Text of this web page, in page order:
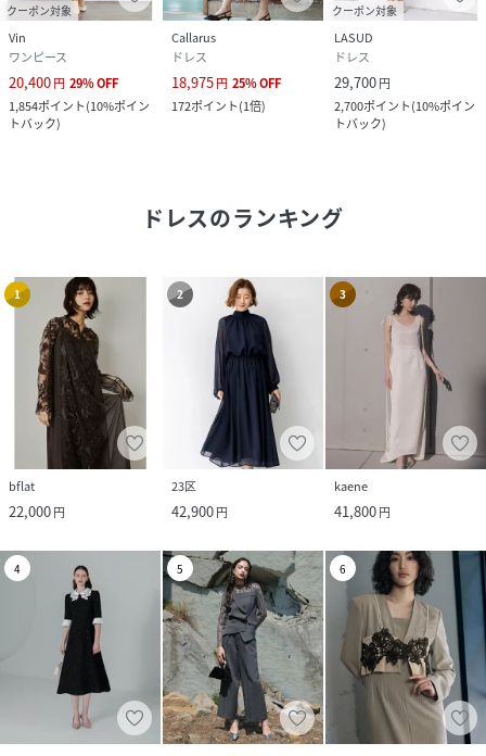
クーポン対象
Vin
ワンピース
20,400円 29%OFF
1,854ポイント(10%ポイン
トバック)
Callarus
ドレス
18,975円 25%OFF
172ポイント(1倍)
クーポン対象
LASUD
ドレス
29,700円
2,700ポイント(10%ポイン
トバック)
ドレスのランキング
1
bflat
22,000円
2
23区
42,900円
3
kaene
41,800円
4 5 6